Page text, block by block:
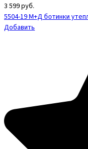
3 599руб.
5504-19 М+Д ботинки
Добавить